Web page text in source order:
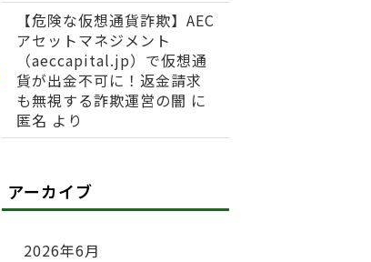
【危険な仮想通貨詐欺】AEC
アセットマネジメント
（aeccapital.jp）で仮想通
貨が出金不可に！返金請求
も無視する詐欺運営の闇 に
匿名 より
アーカイブ
2026年6月